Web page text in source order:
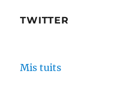
TWITTER
Mis tuits